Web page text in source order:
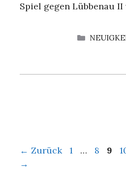
Spiel gegen Lübbenau
← Zurück Seite
1 … Seite
8 9
→